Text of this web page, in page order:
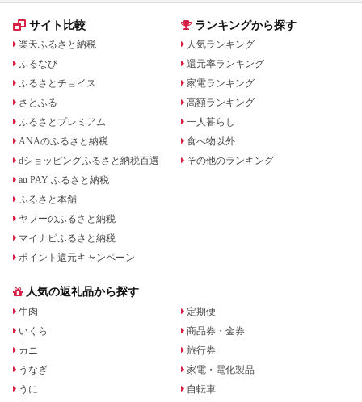
サイト比較
楽天ふるさと納税
ふるなび
ふるさとチョイス
さとふる
ふるさとプレミアム
ANAのふるさと納税
dショッピングふるさと納税百選
au PAY ふるさと納税
ふるさと本舗
ヤフーのふるさと納税
マイナビふるさと納税
ポイント還元キャンペーン
ランキングから探す
人気ランキング
還元率ランキング
家電ランキング
高額ランキング
一人暮らし
食べ物以外
その他のランキング
人気の返礼品から探す
牛肉
いくら
カニ
うなぎ
うに
定期便
商品券・金券
旅行券
家電・電化製品
自転車